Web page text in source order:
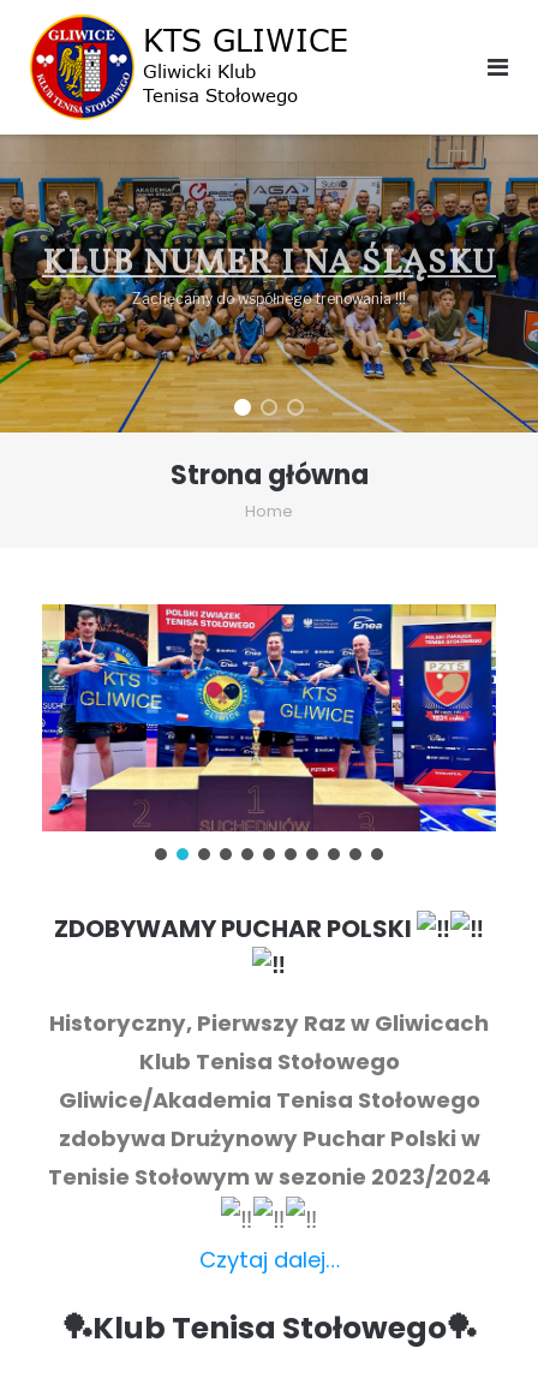
KLUB NUMER I NA ŚLĄSKU
Zachęcamy do współnego trenowania !!!
Strona główna
Home
ZDOBYWAMY PUCHAR POLSKI
Historyczny, Pierwszy Raz w Gliwicach
Klub Tenisa Stołowego
Gliwice/Akademia Tenisa Stołowego
zdobywa Drużynowy Puchar Polski w
Tenisie Stołowym w sezonie 2023/2024
Czytaj dalej…
🏓Klub Tenisa Stołowego🏓